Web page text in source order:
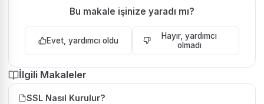
Bu makale işinize yaradı mı?
Evet, yardımcı oldu
Hayır, yardımcı
olmadı
İlgili Makaleler
SSL Nasıl Kurulur?